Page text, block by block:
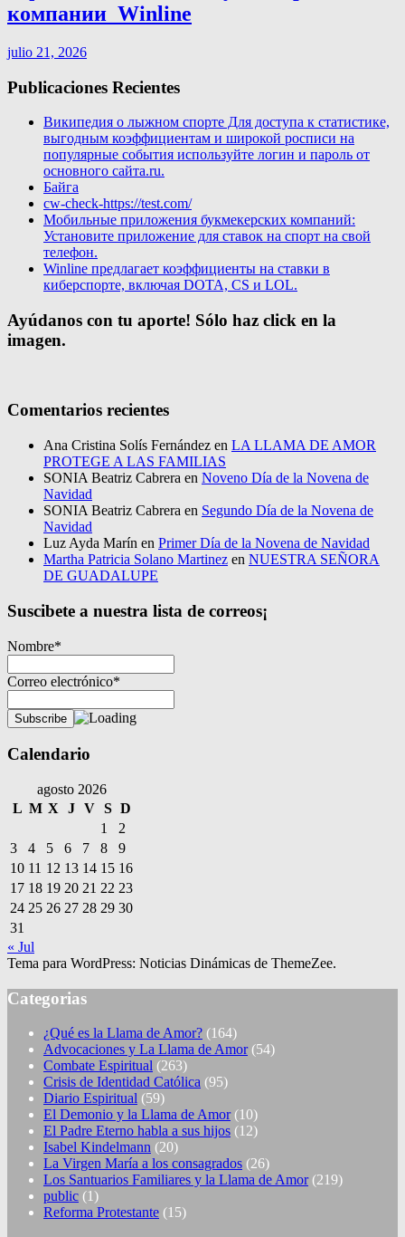
компании ️ Winline
julio 21, 2026
Publicaciones Recientes
Википедия о лыжном спорте Для доступа к статистике,
выгодным коэффициентам и широкой росписи на
популярные события используйте логин и пароль от
основного сайта.ru.
Байга
cw-check-https://test.com/
Мобильные приложения букмекерских компаний:
Установите приложение для ставок на спорт на свой
телефон.
Winline предлагает коэффициенты на ставки в
киберспорте, включая DOTA, CS и LOL.
Ayúdanos con tu aporte! Sólo haz click en la
imagen.
Comentarios recientes
Ana Cristina Solís Fernández en LA LLAMA DE AMOR
PROTEGE A LAS FAMILIAS
SONIA Beatriz Cabrera en Noveno Día de la Novena de
Navidad
SONIA Beatriz Cabrera en Segundo Día de la Novena de
Navidad
Luz Ayda Marín en Primer Día de la Novena de Navidad
Martha Patricia Solano Martinez en NUESTRA SEÑORA
DE GUADALUPE
Suscibete a nuestra lista de correos¡
Nombre*
Correo electrónico*
Calendario
agosto 2026
L M X J V S D
1
2
3
4 5 6 7 8
9
10 11 12 13 14 15 16
17 18 19 20 21 22 23
24 25 26 27 28 29 30
31
« Jul
Tema para WordPress: Noticias Dinámicas de ThemeZee.
Categorias
¿Qué es la Llama de Amor? (164)
Advocaciones y La Llama de Amor(54)
Combate Espiritual (263)
Crisis de Identidad Católica (95)
Diario Espiritual (59)
El Demonio y la Llama de Amor(10)
El Padre Eterno habla a sus hijos (12)
Isabel Kindelmann (20)
La Virgen María a los consagrados (26)
Los Santuarios Familiares y la Llama de Amor(219)
public (1)
Reforma Protestante (15)